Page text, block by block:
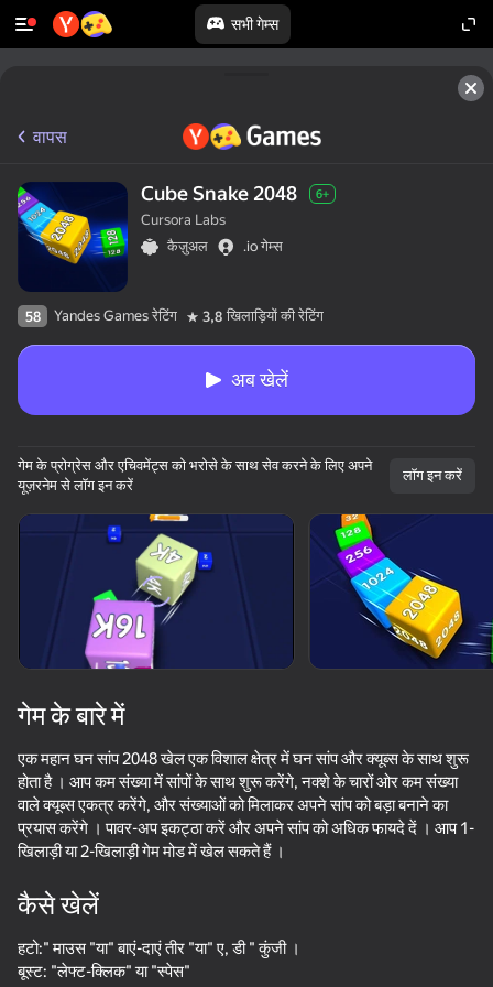
सभी गेम्स
50+ शीर्ष गेम. सभी द्वारा
पसंद किए गए. यहां तक कि “नॉन-गेमर्स”
50+ शीर्ष गेम्स।
सभी द्वारा पसंद किया गया।
यहां तक कि “नॉन-गेमर्स”।
सभी दिखाएँ
Bullet Run!
65
Inkly Arena
78
68
वापस
Cube Snake 2048 6+
Cursora Labs
कैज़ुअल
.io गेम्स
58 Yandes Games रेटिंग 3,8 खिलाड़ियों की रेटिंग
अब खेलें
गेम के प्रोग्रेस और एचिवमेंट्स को भरोसे के साथ सेव करने के लिए अपने
यूज़रनेम से लॉग इन करें
लॉग इन करें
गेम के बारे में
एक महान घन सांप 2048 खेल एक विशाल क्षेत्र में घन सांप और क्यूब्स के साथ शुरू
होता है । आप कम संख्या में सांपों के साथ शुरू करेंगे, नक्शे के चारों ओर कम संख्या
वाले क्यूब्स एकत्र करेंगे, और संख्याओं को मिलाकर अपने सांप को बड़ा बनाने का
प्रयास करेंगे । पावर-अप इकट्ठा करें और अपने सांप को अधिक फायदे दें । आप 1-
खिलाड़ी या 2-खिलाड़ी गेम मोड में खेल सकते हैं ।
कैसे खेलें
हटो:" माउस "या" बाएं-दाएं तीर "या" ए, डी " कुंजी ।
बूस्ट: "लेफ्ट-क्लिक" या "स्पेस"